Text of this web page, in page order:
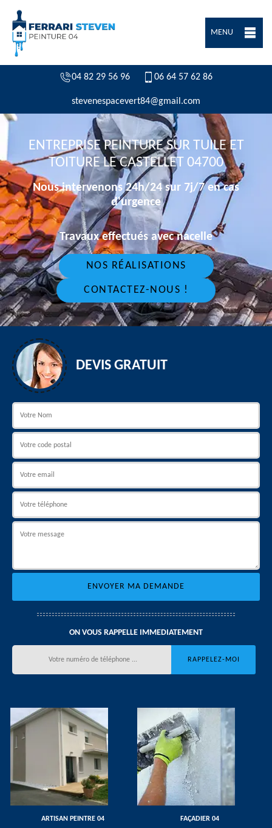
MENU
04 82 29 56 96 06 64 57 62 86
stevenespacevert84@gmail.com
ENTREPRISE PEINTURE SUR TUILE ET
TOITURE LE CASTELLET 04700
Nous intervenons 24h/24 sur 7j/7 en cas
d'urgence
Travaux effectués avec nacelle
NOS RÉALISATIONS
CONTACTEZ-NOUS !
DEVIS GRATUIT
ON VOUS RAPPELLE IMMEDIATEMENT
ARTISAN PEINTRE 04 FAÇADIER 04